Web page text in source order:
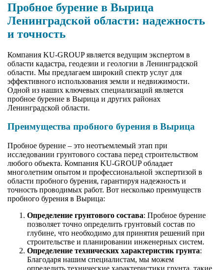
Пробное бурение в Вырица
Ленинградской области: надежность
и точность
Компания KU-GROUP является ведущим экспертом в
области кадастра, геодезии и геологии в Ленинградской
области. Мы предлагаем широкий спектр услуг для
эффективного использования земли и недвижимости.
Одной из наших ключевых специализаций является
пробное бурение в Вырица и других районах
Ленинградской области.
Преимущества пробного бурения в Вырица
Пробное бурение – это неотъемлемый этап при
исследовании грунтового состава перед строительством
любого объекта. Компания KU-GROUP обладает
многолетним опытом и профессиональной экспертизой в
области пробного бурения, гарантируя надежность и
точность проводимых работ. Вот несколько преимуществ
пробного бурения в Вырица:
Определение грунтового состава: Пробное бурение
позволяет точно определить грунтовый состав по
глубине, что необходимо для принятия решений при
строительстве и планировании инженерных систем.
Определение технических характеристик грунта:
Благодаря нашим специалистам, мы можем